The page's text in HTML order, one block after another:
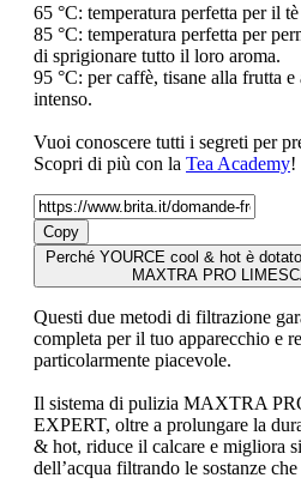
65 °C: temperatura perfetta per il
85 °C: temperatura perfetta per
di sprigionare tutto il loro aroma.
95 °C: per caffè, tisane alla frutta
intenso.
Vuoi conoscere tutti i segreti per
Scopri di più con la Tea Academy!
Copy
Perché YOURCE cool & hot è
MAXTRA PRO
Questi due metodi di filtrazione
completa per il tuo apparecchio e
particolarmente piacevole.
Il sistema di pulizia MAXTRA
EXPERT, oltre a prolungare la
& hot, riduce il calcare e migliora
dell’acqua filtrando le sostanze